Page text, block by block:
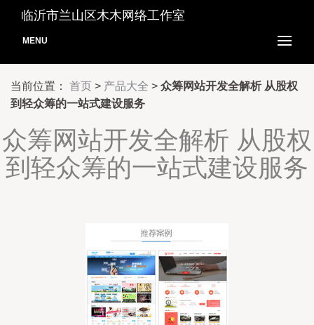
临沂市兰山区木木网络工作室
MENU
当前位置： 首页 > 产品大全 > 众筹网站开发全解析 从股权
到轻众筹的一站式建设服务
众筹网站开发全解析 从股权
到轻众筹的一站式建设服务